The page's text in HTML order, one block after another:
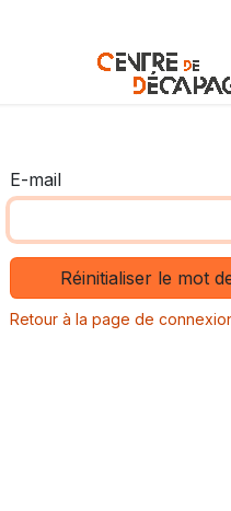
E-mail
Réinitialiser le mot
Retour à la page de